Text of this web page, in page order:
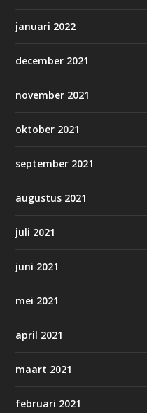
januari 2022
december 2021
november 2021
oktober 2021
september 2021
augustus 2021
juli 2021
juni 2021
mei 2021
april 2021
maart 2021
februari 2021